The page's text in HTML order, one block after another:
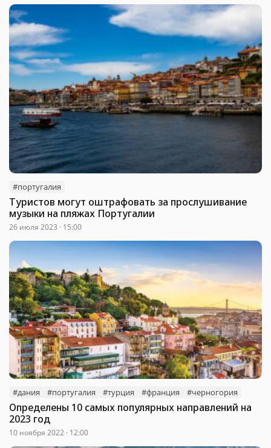
#португалия
Туристов могут оштрафовать за прослушивание
музыки на пляжах Португалии
26 июля 2023 · 15:00
#дания #португалия #турция #франция #черногория
Определены 10 самых популярных направлений на
2023 год
10 ноября 2022 · 12:00